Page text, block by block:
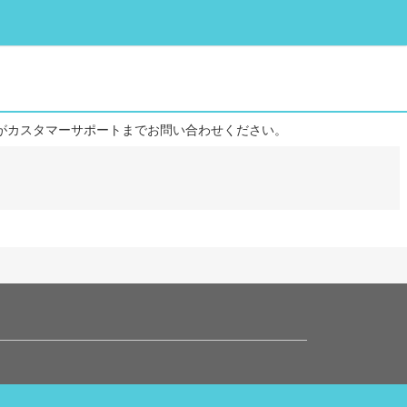
スタマーサポートまでお問い合わせください。